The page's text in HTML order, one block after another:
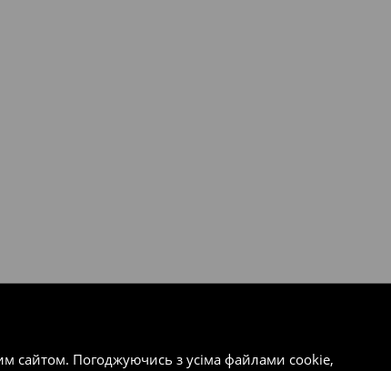
сайтом. Погоджуючись з усіма файлами cookie,